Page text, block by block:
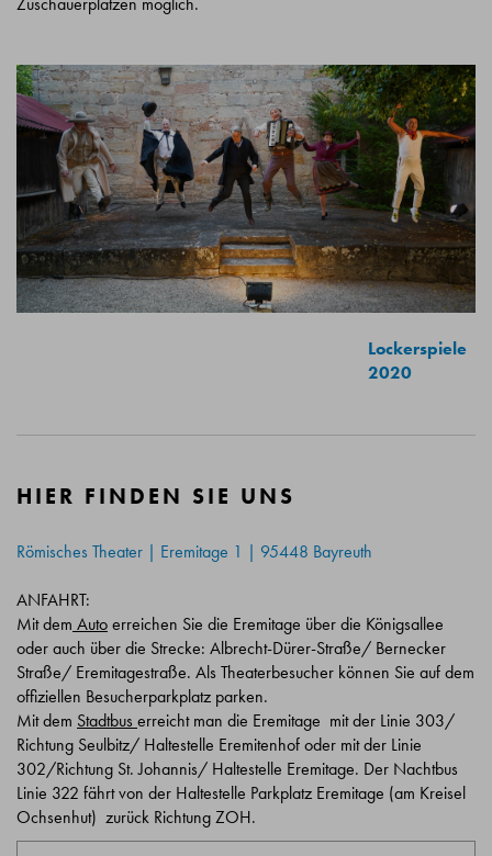
Lockerspiele
2020
HIER FINDEN SIE UNS
Römisches Theater | Eremitage 1 | 95448 Bayreuth
ANFAHRT:
Mit dem Autoerreichen Sie die Eremitage über die Königsallee
oder auch über die Strecke: Albrecht-Dürer-Straße/ Bernecker
Straße/ Eremitagestraße. Als Theaterbesucher können Sie auf dem
offiziellen Besucherparkplatz parken.
Mit dem Stadtbus erreicht man die Eremitage mit der Linie 303/
Richtung Seulbitz/ Haltestelle Eremitenhof oder mit der Linie
302/Richtung St. Johannis/ Haltestelle Eremitage. Der Nachtbus
Linie 322 fährt von der Haltestelle Parkplatz Eremitage (am Kreisel
Ochsenhut) zurück Richtung ZOH.